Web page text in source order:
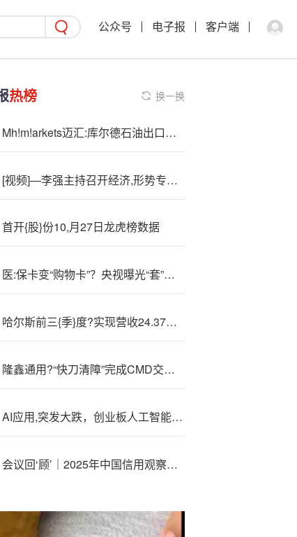
公众号 电子报 客户端
热榜 换一换
Mh!m!arkets迈汇:库尔德石油出口僵局的多方博弈
[视频]—李强主持召开经济,形势专家和企业家座谈会
首开{股}份10,月27日龙虎榜数据
医:保卡变“购物卡”？央视曝光“套”刷医保卡黑链条
哈尔斯前三{季}度?实现营收24.37亿元，双轮驱动迎接挑战未来可期
隆鑫通用?“快刀清障”完成CMD交割，主业发展再提速
AI应用,突发大跌，创业板人工智能ETF（159363）失守10日线！中际旭创逆市飘红，算力持续高景气
会议回‘顾’｜2025年中国信用观察研讨会：商业银行能否承受城投化债叠加零售业务盈利下降的双重考验